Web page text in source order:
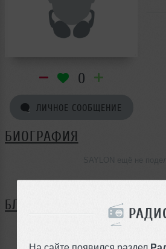
На сайте появился раздел
0
ЛИЧНОЕ СООБЩЕНИЕ
БИОГРАФИЯ
БЛОГ